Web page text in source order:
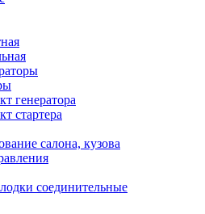
генератора
стартера
салона, кузова
соединительные